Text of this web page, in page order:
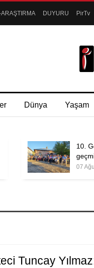
DUYURU PirTv
Dünya Yaşam
10.
07
Tuncay